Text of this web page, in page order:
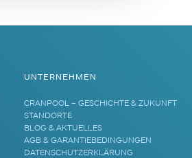
UNTERNEHMEN
CRANPOOL – GESCHICHTE & ZUKUNFT
STANDORTE
BLOG & AKTUELLES
AGB & GARANTIEBEDINGUNGEN
DATENSCHUTZERKLÄRUNG